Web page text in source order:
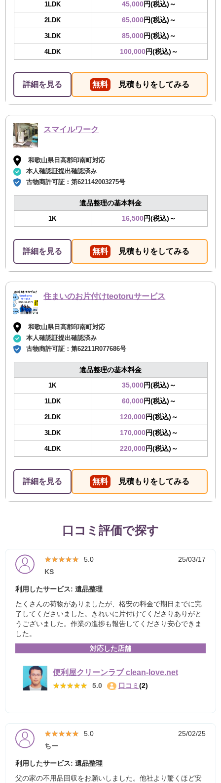
1LDK 45,000円(税込)～
2LDK 65,000円(税込)～
3LDK 85,000円(税込)～
4LDK 100,000円(税込)～
詳細を見る 無料 見積もりをしてみる
スマイルワーク
和歌山県日高郡印南町対応
本人確認証提出確認済み
古物商許可証：第621142003275号
遺品整理の基本料金
1K 16,500円(税込)～
詳細を見る 無料 見積もりをしてみる
住まいのお片付けteotoruサービス
和歌山県日高郡印南町対応
本人確認証提出確認済み
古物商許可証：第62211R077686号
遺品整理の基本料金
1K 35,000円(税込)～
1LDK 60,000円(税込)～
2LDK 120,000円(税込)～
3LDK 170,000円(税込)～
4LDK 220,000円(税込)～
詳細を見る 無料 見積もりをしてみる
口コミ評価で探す
★★★★★
★★★★★ 5.0
25/03/17
KS
利用したサービス: 遺品整理
たくさんの荷物がありましたが、格安の料金で期日までに完
了してくださいました。きれいに片付けてくださりありがと
うございました。作業の進捗も報告してくださり安心できま
した。
対応した店舗
便利屋クリーンラブ clean-love.net
★★★★★
★★★★★ 5.0 口コミ (2)
★★★★★
★★★★★ 5.0
25/02/25
ちー
利用したサービス: 遺品整理
父の家の不用品回収をお願いしました。他社より驚くほど安